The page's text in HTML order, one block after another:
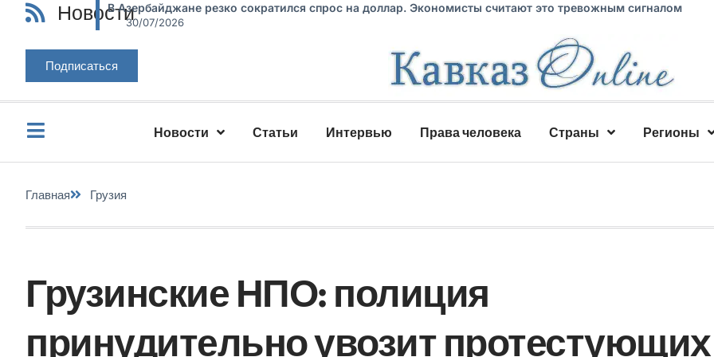
НовостиВ Азербайджане резко сократился спрос на доллар. Экономисты считают это тревожным сигналом
30/07/2026
Подписаться
Новости Статьи Интервью Права человека Страны Регионы
Главная Грузия
Грузинские НПО: полиция
принудительно увозит